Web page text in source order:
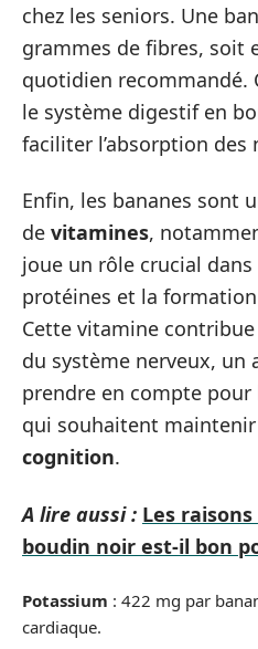
chez les seniors. Une
grammes de fibres, soit
quotidien recommandé.
le système digestif en
faciliter l’absorption des
Enfin, les bananes sont
de vitamines,
joue un rôle crucial
protéines et la
Cette vitamine
du système nerveux, un
prendre en compte pour
qui souhaitent
cognition.
A lire aussi : Les
boudin noir est-il bon
Potassium : 422 mg par
cardiaque.